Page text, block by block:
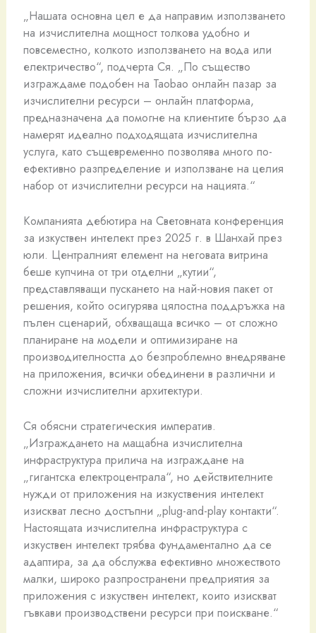
„Нашата основна цел е да направим използването
на изчислителна мощност толкова удобно и
повсеместно, колкото използването на вода или
електричество“, подчерта Ся. „По същество
изграждаме подобен на Taobao онлайн пазар за
изчислителни ресурси – онлайн платформа,
предназначена да помогне на клиентите бързо да
намерят идеално подходящата изчислителна
услуга, като същевременно позволява много по-
ефективно разпределение и използване на целия
набор от изчислителни ресурси на нацията.“
Компанията дебютира на Световната конференция
за изкуствен интелект през 2025 г. в Шанхай през
юли. Централният елемент на неговата витрина
беше купчина от три отделни „кутии“,
представляващи пускането на най-новия пакет от
решения, който осигурява цялостна поддръжка на
пълен сценарий, обхващаща всичко – от сложно
планиране на модели и оптимизиране на
производителността до безпроблемно внедряване
на приложения, всички обединени в различни и
сложни изчислителни архитектури.
Ся обясни стратегическия императив.
„Изграждането на мащабна изчислителна
инфраструктура прилича на изграждане на
„гигантска електроцентрала“, но действителните
нужди от приложения на изкуствения интелект
изискват лесно достъпни „plug-and-play контакти“.
Настоящата изчислителна инфраструктура с
изкуствен интелект трябва фундаментално да се
адаптира, за да обслужва ефективно множеството
малки, широко разпространени предприятия за
приложения с изкуствен интелект, които изискват
гъвкави производствени ресурси при поискване.“